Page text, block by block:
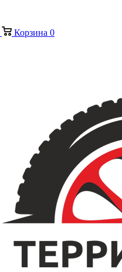
Корзина 0